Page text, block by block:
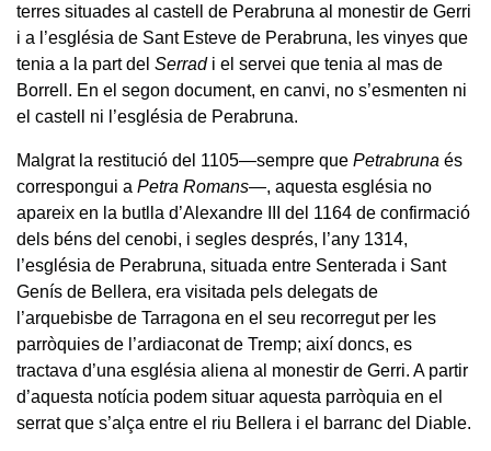
terres situades al castell de Perabruna al monestir de Gerri
i a l’església de Sant Esteve de Perabruna, les vinyes que
tenia a la part del Serradi el servei que tenia al mas de
Borrell. En el segon document, en canvi, no s’esmenten ni
el castell ni l’església de Perabruna.
Malgrat la restitució del 1105—sempre que Petrabruna és
correspongui a Petra Romans—, aquesta església no
apareix en la butlla d’Alexandre III del 1164 de confirmació
dels béns del cenobi, i segles després, l’any 1314,
l’església de Perabruna, situada entre Senterada i Sant
Genís de Bellera, era visitada pels delegats de
l’arquebisbe de Tarragona en el seu recorregut per les
parròquies de l’ardiaconat de Tremp; així doncs, es
tractava d’una església aliena al monestir de Gerri. A partir
d’aquesta notícia podem situar aquesta parròquia en el
serrat que s’alça entre el riu Bellera i el barranc del Diable.